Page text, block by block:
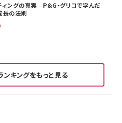
ィングの真実 P&G・グリコで学んだ
長の法則
キングをもっと見る